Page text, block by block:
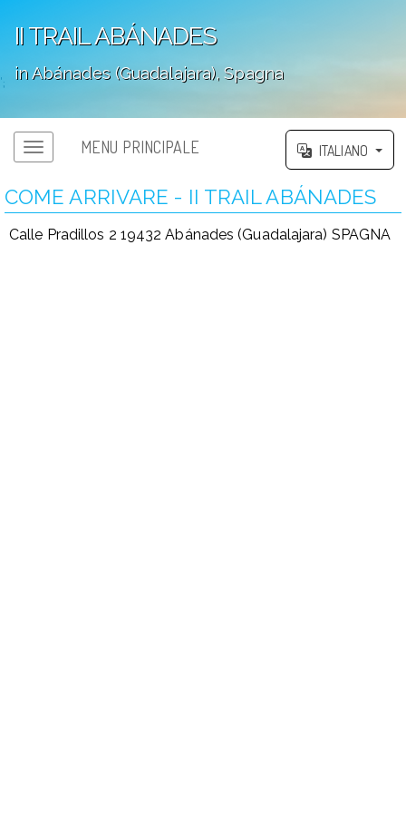
II TRAIL ABÁNADES
in Abánades (Guadalajara), Spagna
';
MENU PRINCIPALE ITALIANO
COME ARRIVARE - II TRAIL ABÁNADES
Calle Pradillos 2 19432 Abánades (Guadalajara) SPAGNA